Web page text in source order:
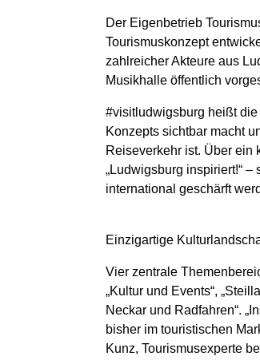
Der Eigenbetrieb
Tourismuskonzept
zahlreicher Akteure aus
Musikhalle öffentlich
#visitludwigsburg heißt
Konzepts sichtbar macht
Reiseverkehr ist. Über ein
„Ludwigsburg inspiriert!“
international geschärft
Einzigartige
Vier zentrale
„Kultur und Events“,
Neckar und Radfahren“.
bisher im touristischen
Kunz, Tourismusexperte